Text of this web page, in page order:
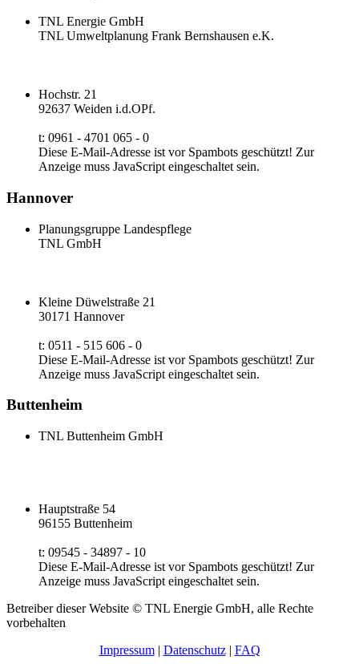
TNL Energie GmbH
TNL Umweltplanung Frank Bernshausen e.K.
Hochstr. 21
92637 Weiden i.d.OPf.
t: 0961 - 4701 065 - 0
Diese E-Mail-Adresse ist vor Spambots geschützt! Zur
Anzeige muss JavaScript eingeschaltet sein.
Hannover
Planungsgruppe Landespflege
TNL GmbH
Kleine Düwelstraße 21
30171 Hannover
t: 0511 - 515 606 - 0
Diese E-Mail-Adresse ist vor Spambots geschützt! Zur
Anzeige muss JavaScript eingeschaltet sein.
Buttenheim
TNL Buttenheim GmbH
Hauptstraße 54
96155 Buttenheim
t: 09545 - 34897 - 10
Diese E-Mail-Adresse ist vor Spambots geschützt! Zur
Anzeige muss JavaScript eingeschaltet sein.
Betreiber dieser Website © TNL Energie GmbH, alle Rechte
vorbehalten
Impressum| Datenschutz| FAQ